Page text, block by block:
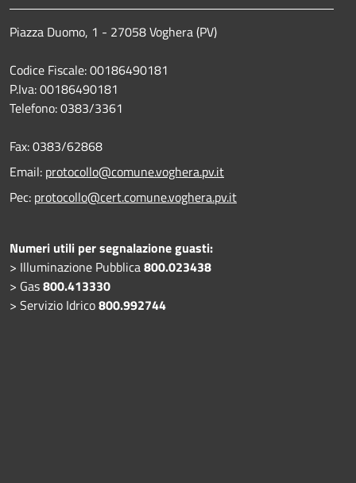
Piazza Duomo, 1 - 27058 Voghera (PV)
Codice Fiscale: 00186490181
P.Iva: 00186490181
Telefono:0383/3361
Fax:0383/62868
Email: protocollo@comune.voghera.pv.it
Pec: protocollo@cert.comune.voghera.pv.it
Numeri utili per segnalazione guasti:
> Illuminazione Pubblica800.023438
> Gas800.413330
> Servizio Idrico800.992744